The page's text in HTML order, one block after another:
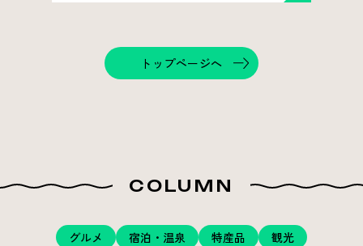
トップページへ
COLUMN
グルメ 宿泊・温泉 特産品
観光